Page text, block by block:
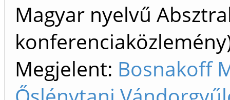
Magyar nyelvű
Megjelent: Bosnakoff